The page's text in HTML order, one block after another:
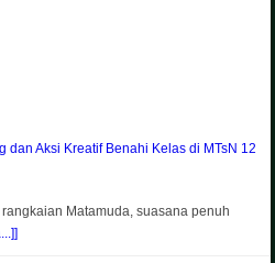
dan Aksi Kreatif Benahi Kelas di MTsN 12
Matamuda, suasana penuh